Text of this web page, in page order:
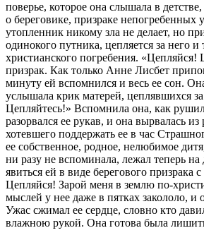
поверье, которое она слышала в
о береговике, призраке непогребенных
утопленник никому зла не делает, но
одинокого путника, цепляется за него и
христианского погребения.
призрак. Как только Анне Лисбет
минуту ей вспомнился и весь ее сон.
услышала крик матерей, цеплявшихся
Цепляйтесь!» Вспомнила она, как
разорвался ее рукав, и она вырвалась из
хотевшего поддержать ее в час
ее собственное, родное, нелюбимое
ни разу не вспоминала, лежал теперь
явиться ей в виде берегового призрака
Цепляйся! Зарой меня в землю по-
мыслей у нее даже в пятках закололо, и
Ужас сжимал ее сердце, словно кто
влажною рукой. Она готова была